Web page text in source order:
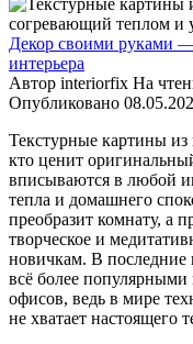
Декор своими руками
интерьера
Автор interiorfix На
Опубликовано
Текстурные картины
кто ценит
вписываются в любой
тепла и домашнего
преобразит комнату, а
творческое и
новичкам. В последние
всё более
офисов, ведь в мире
не хватает настоящего